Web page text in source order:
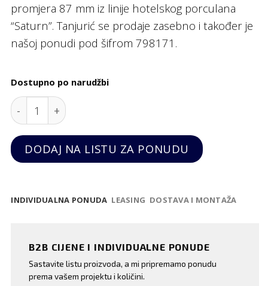
promjera 87 mm iz linije hotelskog porculana
“Saturn”. Tanjurić se prodaje zasebno i također je
našoj ponudi pod šifrom 798171.
Dostupno po narudžbi
Šalica za cappuccino "Saturn", 87 mm quantity
DODAJ NA LISTU ZA PONUDU
INDIVIDUALNA PONUDA LEASING DOSTAVA I MONTAŽA
B2B CIJENE I INDIVIDUALNE PONUDE
Sastavite listu proizvoda, a mi pripremamo ponudu
prema vašem projektu i količini.